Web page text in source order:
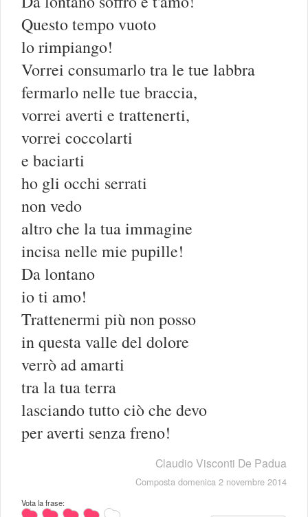
Questo tempo vuoto
lo rimpiango!
Vorrei consumarlo tra le tue labbra
fermarlo nelle tue braccia,
vorrei averti e trattenerti,
vorrei coccolarti
e baciarti
ho gli occhi serrati
non vedo
altro che la tua immagine
incisa nelle mie pupille!
Da lontano
io ti amo!
Trattenermi più non posso
in questa valle del dolore
verrò ad amarti
tra la tua terra
lasciando tutto ciò che devo
per averti senza freno!
Claudio Visconti De Padua
Composta domenica 2 novembre 2014
Vota la frase: